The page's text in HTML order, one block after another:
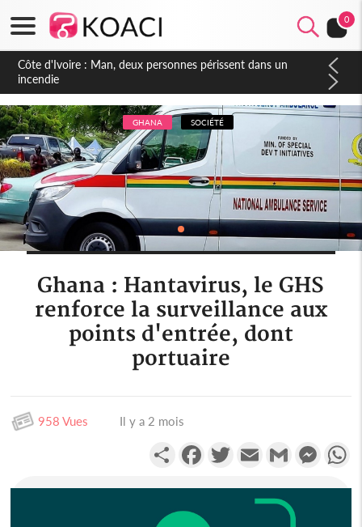
0
Côte d'Ivoire : Séileu, la célébration de la fête nationale
transformée en vaste campagne contre les produits
dépigmentants dangereux
GHANA SOCIÉTÉ
Ghana : Hantavirus, le GHS
renforce la surveillance aux
points d'entrée, dont
portuaire
958 Vues Il y a 2 mois
PartagerFacebookTwitterEmail Gmail